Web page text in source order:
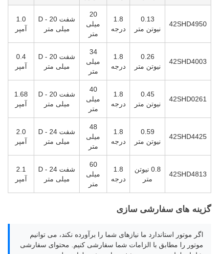
42SHD4950
0.13
نیوتن متر
1.8
درجه
20
میلی
متر
شفت D - 20
میلی متر
1.0
آمپر
42SHD4003
0.26
نیوتن متر
1.8
درجه
34
میلی
متر
شفت D - 20
میلی متر
0.4
آمپر
42SHD0261
0.45
نیوتن متر
1.8
درجه
40
میلی
متر
شفت D - 20
میلی متر
1.68
آمپر
42SHD4425
0.59
نیوتن متر
1.8
درجه
48
میلی
متر
شفت D - 24
میلی متر
2.0
آمپر
42SHD4813
0.8 نیوتن
متر
1.8
درجه
60
میلی
متر
شفت D - 24
میلی متر
2.1
آمپر
گزینه های سفارشی سازی
اگر موتور استاندارد ما نیازهای شما را برآورده نکند، می توانیم
موتور را مطابق با الزامات شما سفارشی کنیم. محتوای سفارشی